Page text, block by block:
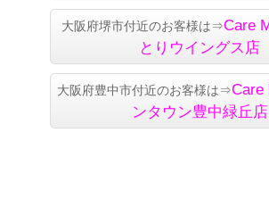
大阪府堺市付近のお客様は⇒Care
とりウイングス店
大阪府豊中市付近のお客様は⇒Care
ンタウン豊中緑丘店